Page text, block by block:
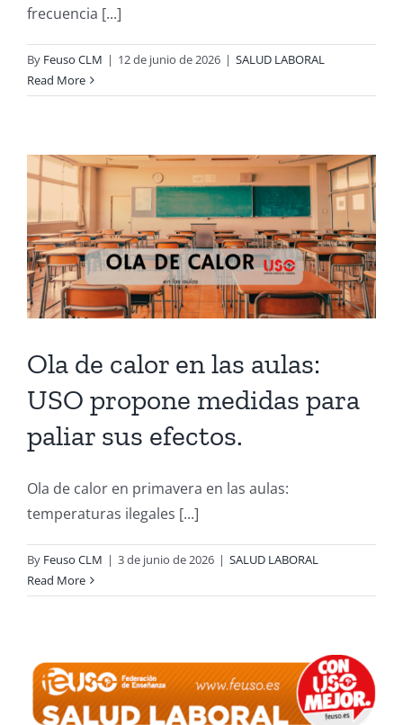
frecuencia [...]
By Feuso CLM | 12 de junio de 2026 | SALUD LABORAL
Read More
Ola de calor en las aulas:
USO propone medidas para
paliar sus efectos.
Ola de calor en primavera en las aulas:
temperaturas ilegales [...]
By Feuso CLM | 3 de junio de 2026 | SALUD LABORAL
Read More